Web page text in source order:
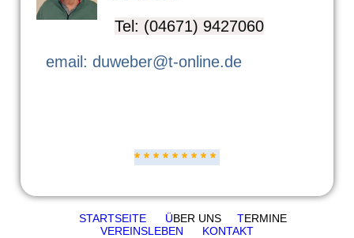
Tel: (04671) 9427060
email: duweber@t-online.de
* * * * * * * * *
STARTSEITE ÜBER UNS TERMINE
VEREINSLEBEN
KONTAKT